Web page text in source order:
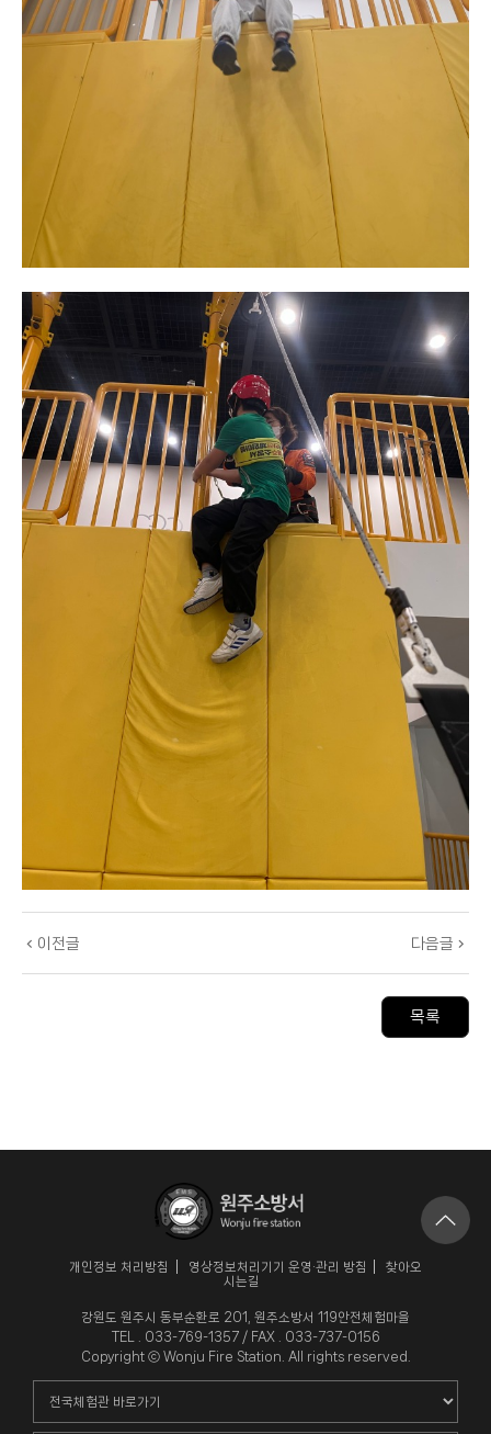
이전글 다음글
목록
개인정보 처리방침 영상정보처리기기 운영·관리 방침
찾아오
시는길
강원도 원주시 동부순환로 201, 원주소방서 119안전체험마을
TEL . 033-769-1357 / FAX . 033-737-0156
Copyright ⓒ Wonju Fire Station. All rights reserved.